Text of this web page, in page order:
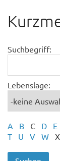
Suchbegriff:
Lebenslage:
A B C D E
T
U V W X